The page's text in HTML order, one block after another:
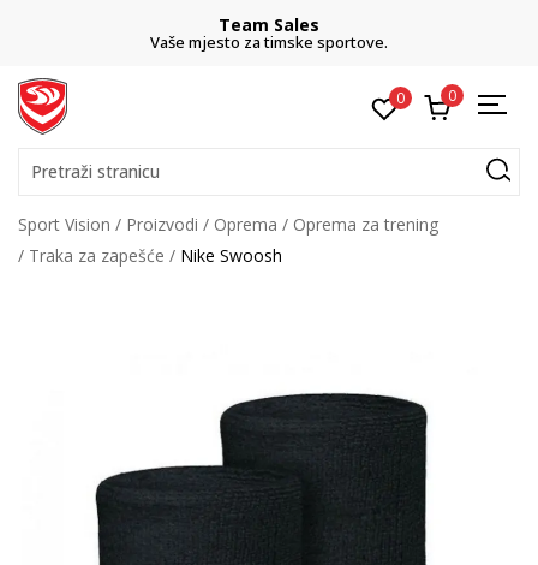
Team Sales
Vaše mjesto za timske sportove.
0 0
Pretraži stranicu
Sport Vision Proizvodi Oprema
Oprema za trening
Traka za zapešće
Nike Swoosh